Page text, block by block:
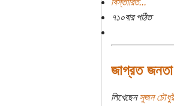
বিস্তারিত...
৭১০বার পঠিত
জাগ্রত জনতা
লিখেছেনসুজন